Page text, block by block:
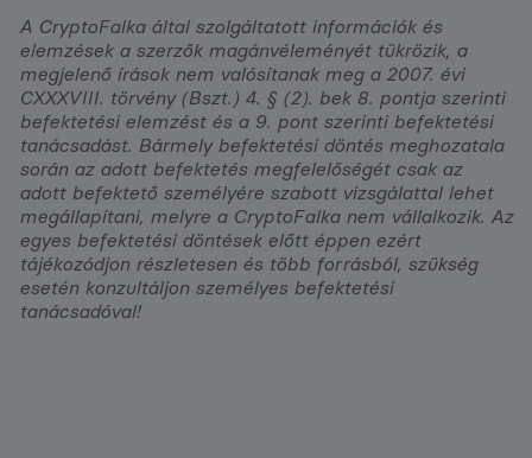
A CryptoFalka által szolgáltatott információk és
elemzések a szerzők magánvéleményét tükrözik, a
megjelenő írások nem valósítanak meg a 2007. évi
CXXXVIII. törvény (Bszt.) 4. § (2). bek 8. pontja szerinti
befektetési elemzést és a 9. pont szerinti befektetési
tanácsadást. Bármely befektetési döntés meghozatala
során az adott befektetés megfelelőségét csak az
adott befektető személyére szabott vizsgálattal lehet
megállapítani, melyre a CryptoFalka nem vállalkozik. Az
egyes befektetési döntések előtt éppen ezért
tájékozódjon részletesen és több forrásból, szükség
esetén konzultáljon személyes befektetési
tanácsadóval!